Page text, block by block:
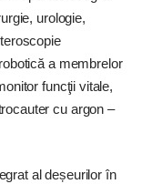
urologie,
a membrelor
funcţii vitale,
cu argon –
al deșeurilor în